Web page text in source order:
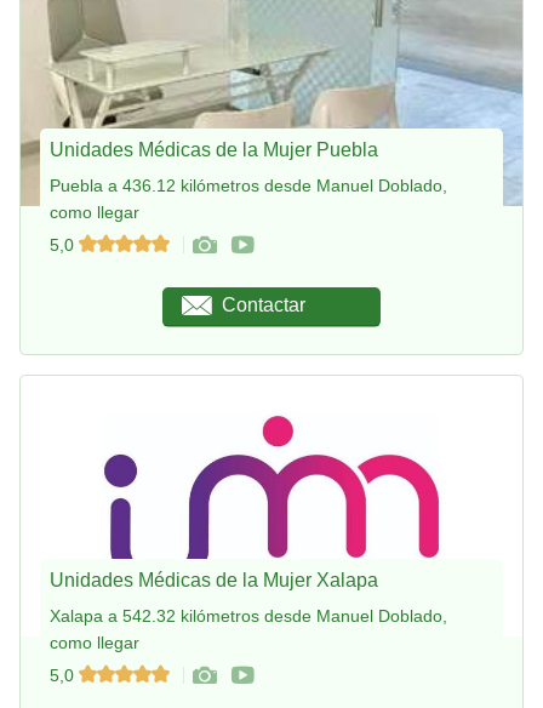
Unidades Médicas de la Mujer Puebla
Puebla a 436.12 kilómetros desde Manuel Doblado,
como llegar
5,0
Contactar
Unidades Médicas de la Mujer Xalapa
Xalapa a 542.32 kilómetros desde Manuel Doblado,
como llegar
5,0